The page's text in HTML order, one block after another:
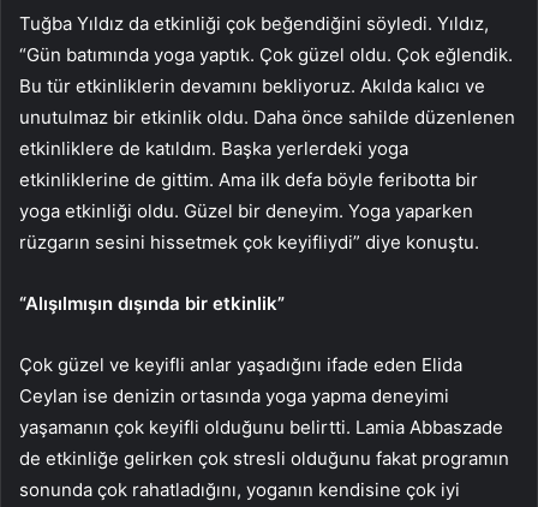
Tuğba Yıldız da etkinliği çok beğendiğini söyledi. Yıldız,
“Gün batımında yoga yaptık. Çok güzel oldu. Çok eğlendik.
Bu tür etkinliklerin devamını bekliyoruz. Akılda kalıcı ve
unutulmaz bir etkinlik oldu. Daha önce sahilde düzenlenen
etkinliklere de katıldım. Başka yerlerdeki yoga
etkinliklerine de gittim. Ama ilk defa böyle feribotta bir
yoga etkinliği oldu. Güzel bir deneyim. Yoga yaparken
rüzgarın sesini hissetmek çok keyifliydi” diye konuştu.
“Alışılmışın dışında bir etkinlik”
Çok güzel ve keyifli anlar yaşadığını ifade eden Elida
Ceylan ise denizin ortasında yoga yapma deneyimi
yaşamanın çok keyifli olduğunu belirtti. Lamia Abbaszade
de etkinliğe gelirken çok stresli olduğunu fakat programın
sonunda çok rahatladığını, yoganın kendisine çok iyi